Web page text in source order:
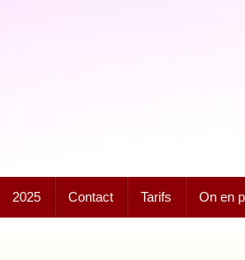
2025 Contact Tarifs On en